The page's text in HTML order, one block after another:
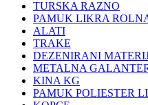
TURSKA RAZNO
PAMUK LIKRA
ALATI
TRAKE
DEZENIRANI
METALNA
KINA KG
PAMUK POLIESTER